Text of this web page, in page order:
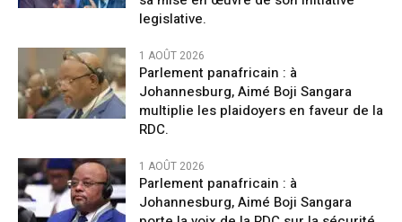
legislative.
1 AOÛT 2026
Parlement panafricain : à
Johannesburg, Aimé Boji Sangara
multiplie les plaidoyers en faveur de la
RDC.
1 AOÛT 2026
Parlement panafricain : à
Johannesburg, Aimé Boji Sangara